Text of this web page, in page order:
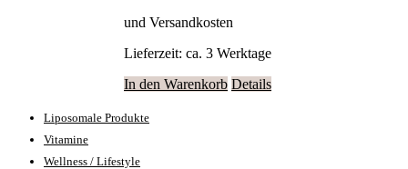
und Versandkosten
Lieferzeit: ca. 3 Werktage
In den Warenkorb Details
Liposomale Produkte
Vitamine
Wellness / Lifestyle